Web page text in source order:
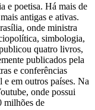
e poetisa. Há mais de
antigas e ativas.
onde ministra
simbologia,
quatro livros,
publicados pela
e conferências
em outros países. Na
onde possui
milhões de